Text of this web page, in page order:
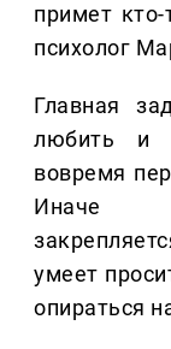
примет
психолог
Главная
любить и
вовремя
Иначе
умеет
опираться